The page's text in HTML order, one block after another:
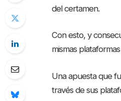
del certamen.
Con esto, y
mismas
Una apuesta que
través de sus